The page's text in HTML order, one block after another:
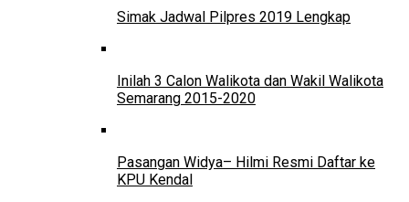
Simak Jadwal Pilpres 2019 Lengkap
Inilah 3 Calon Walikota dan Wakil Walikota
Semarang 2015-2020
Pasangan Widya– Hilmi Resmi Daftar ke
KPU Kendal